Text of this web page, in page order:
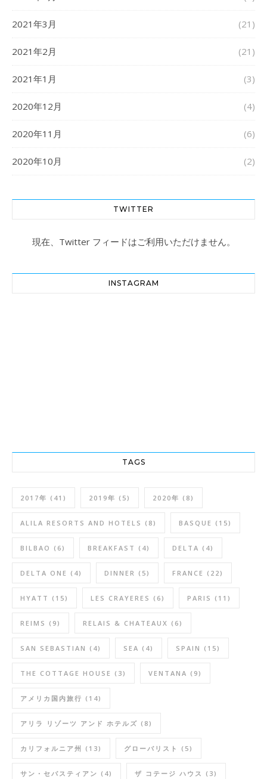
2021年3月 (21)
2021年2月 (21)
2021年1月 (3)
2020年12月 (4)
2020年11月 (6)
2020年10月 (2)
TWITTER
現在、Twitter フィードはご利用いただけません。
INSTAGRAM
TAGS
2017年 (41) 2019年 (5) 2020年 (8)
ALILA RESORTS AND HOTELS (8) BASQUE (15)
BILBAO (6) BREAKFAST (4) DELTA (4)
DELTA ONE (4) DINNER (5) FRANCE (22)
HYATT (15) LES CRAYERES (6) PARIS (11)
REIMS (9) RELAIS & CHATEAUX (6)
SAN SEBASTIAN (4) SEA (4) SPAIN (15)
THE COTTAGE HOUSE (3) VENTANA (9)
アメリカ国内旅行 (14)
アリラ リゾーツ アンド ホテルズ (8)
カリフォルニア州 (13) グローバリスト (5)
サン・セバスティアン (4) ザ コテージ ハウス (3)